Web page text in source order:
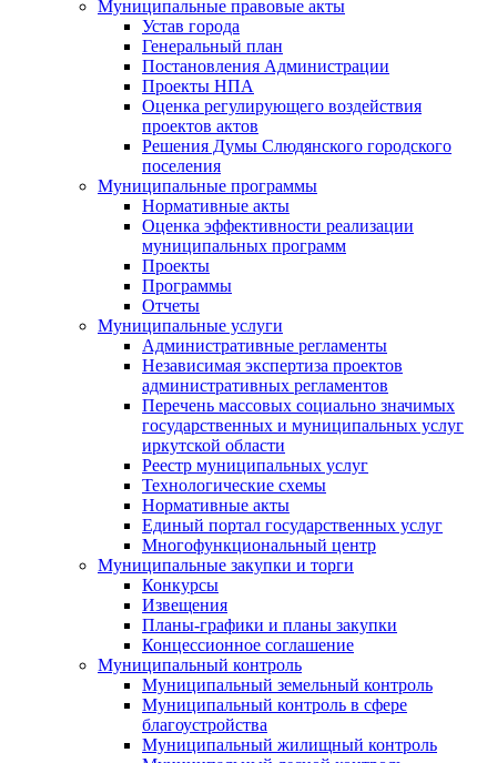
Муниципальные правовые акты
Устав города
Генеральный план
Постановления Администрации
Проекты НПА
Оценка регулирующего воздействия
проектов актов
Решения Думы Слюдянского городского
поселения
Муниципальные программы
Нормативные акты
Оценка эффективности реализации
муниципальных программ
Проекты
Программы
Отчеты
Муниципальные услуги
Административные регламенты
Независимая экспертиза проектов
административных регламентов
Перечень массовых социально значимых
государственных и муниципальных услуг
иркутской области
Реестр муниципальных услуг
Технологические схемы
Нормативные акты
Единый портал государственных услуг
Многофункциональный центр
Муниципальные закупки и торги
Конкурсы
Извещения
Планы-графики и планы закупки
Концессионное соглашение
Муниципальный контроль
Муниципальный земельный контроль
Муниципальный контроль в сфере
благоустройства
Муниципальный жилищный контроль